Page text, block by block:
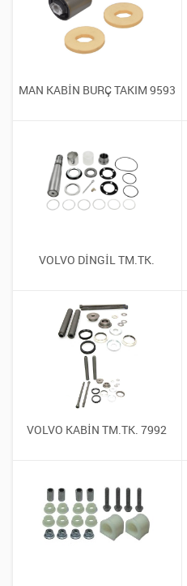
MAN KABİN BURÇ TAKIM 9593
VOLVO DİNGİL TM.TK.
VOLVO KABİN TM.TK. 7992